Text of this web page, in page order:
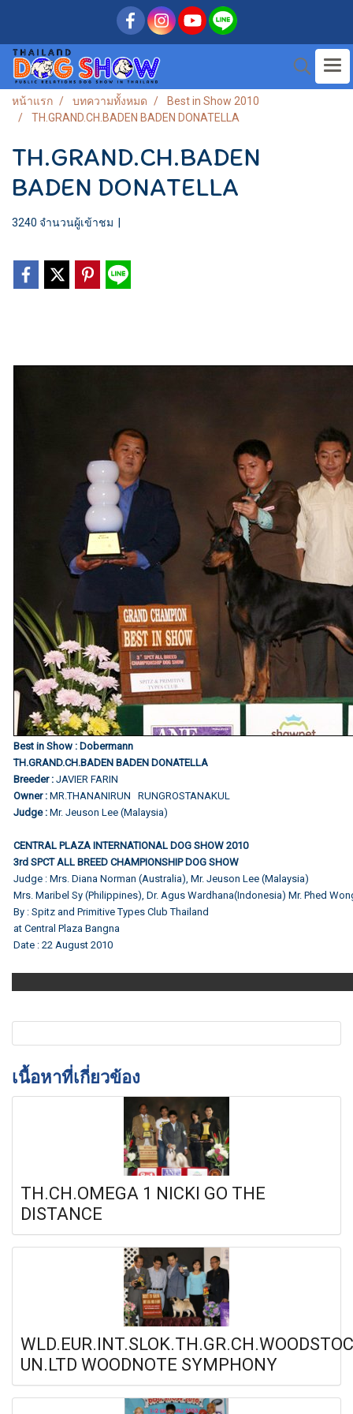
หน้าแรก บทความทั้งหมด
Best in Show 2010
TH.GRAND.CH.BADEN BADEN DONATELLA
TH.GRAND.CH.BADEN
BADEN DONATELLA
3240 จำนวนผู้เข้าชม
Best in Show : Dobermann
TH.GRAND.CH.BADEN BADEN DONATELLA
Breeder : JAVIER FARIN
Owner : MR.THANANIRUN RUNGROSTANAKUL
Judge : Mr. Jeuson Lee (Malaysia)
CENTRAL PLAZA INTERNATIONAL DOG SHOW 2010
3rd SPCT ALL BREED CHAMPIONSHIP DOG SHOW
Judge : Mrs. Diana Norman (Australia), Mr. Jeuson Lee (Malaysia)
Mrs. Maribel Sy (Philippines), Dr. Agus Wardhana(Indonesia) Mr. Phed
By : Spitz and Primitive Types Club Thailand
at Central Plaza Bangna
Date : 22 August 2010
เนื้อหาที่เกี่ยวข้อง
TH.CH.OMEGA 1 NICKI GO THE
DISTANCE
UN.LTD WOODNOTE SYMPHONY